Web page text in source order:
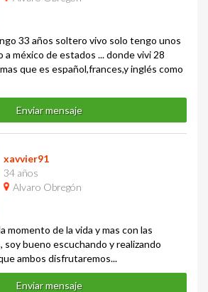
33 años soltero vivo solo tengo unos
a méxico de estados ... donde vivi 28
que es español,frances,y inglés como
Enviar mensaje
xavvier91
34 años
Alvaro Obregón
momento de la vida y mas con las
soy bueno escuchando y realizando
ambos disfrutaremos...
Enviar mensaje